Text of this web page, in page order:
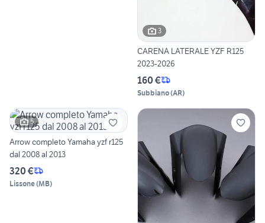
3
CARENA LATERALE YZF R125
2023-2026
160 €
Subbiano(AR)
5
Arrow completo Yamaha yzf r125
dal 2008 al 2013
320 €
Lissone(MB)